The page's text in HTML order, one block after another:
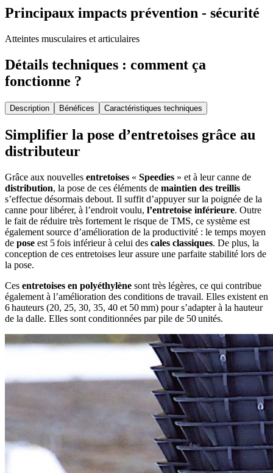
Principaux impacts prévention - sécurité
Atteintes musculaires et articulaires
Détails techniques : comment ça
fonctionne ?
Description Bénéfices Caractéristiques techniques
Simplifier la pose d’entretoises grâce au
distributeur
Grâce aux nouvelles entretoises « Speedies » et à leur canne de
distribution, la pose de ces éléments de maintien des treillis
s’effectue désormais debout. Il suffit d’appuyer sur la poignée de la
canne pour libérer, à l’endroit voulu, l’entretoise inférieure. Outre
le fait de réduire très fortement le risque de TMS, ce système est
également source d’amélioration de la productivité : le temps moyen
de pose est 5 fois inférieur à celui des cales classiques. De plus, la
conception de ces entretoises leur assure une parfaite stabilité lors de
la pose.
Ces entretoises en polyéthylène sont très légères, ce qui contribue
également à l’amélioration des conditions de travail. Elles existent en
6 hauteurs (20, 25, 30, 35, 40 et 50 mm) pour s’adapter à la hauteur
de la dalle. Elles sont conditionnées par pile de 50 unités.